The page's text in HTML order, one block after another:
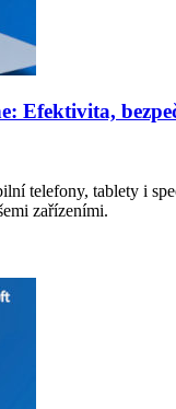
Efektivita,
telefony, tablety i
zařízeními.